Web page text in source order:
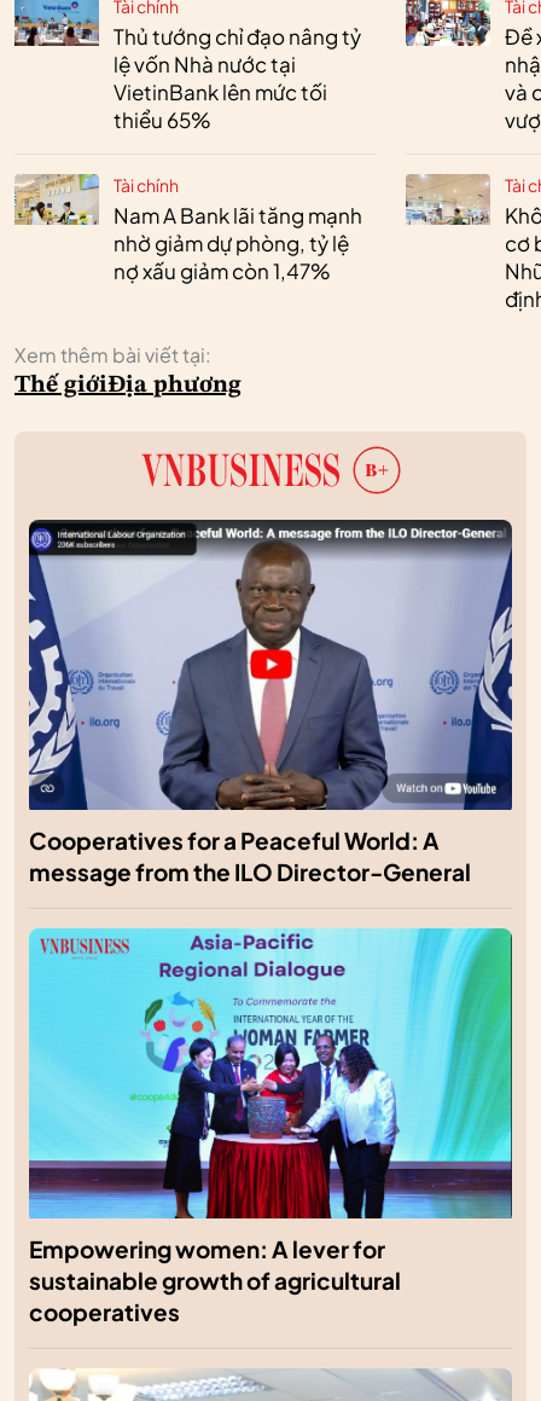
Tài chính
Thủ tướng chỉ đạo nâng tỷ
lệ vốn Nhà nước tại
VietinBank lên mức tối
thiểu 65%
Tài chính
Nam A Bank lãi tăng mạnh
nhờ giảm dự phòng, tỷ lệ
nợ xấu giảm còn 1,47%
Tài
Đề
và
Tài
cơ
Xem thêm bài viết tại:
Thế giớiĐịa phương
Cooperatives for a Peaceful World: A
message from the ILO Director-General
Empowering women: A lever for
sustainable growth of agricultural
cooperatives